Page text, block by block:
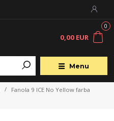
Menu
0
0,00 EUR
Fanola 9 ICE No Yellow farba